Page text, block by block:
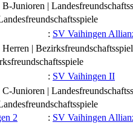
Junioren |
: SV Vaihingen
|
: SV Vaihingen II
Junioren |
2
: SV Vaihingen